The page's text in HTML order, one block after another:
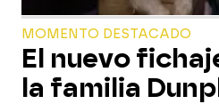
MOMENTO DESTACADO
El nuevo
la familia